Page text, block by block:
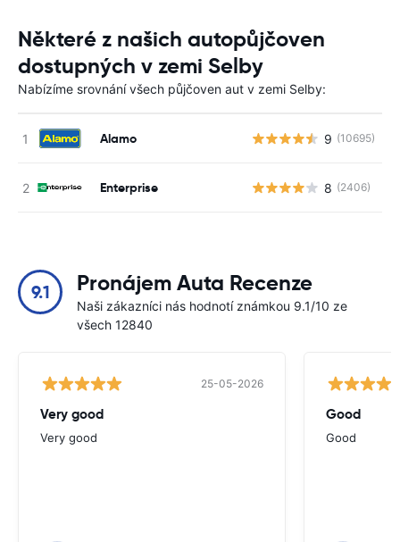
Některé z našich autopůjčoven
dostupných v zemi Selby
Nabízíme srovnání všech půjčoven aut v zemi Selby:
Alamo 9 (10695)
Enterprise 8 (2406)
9.1 Pronájem Auta Recenze
Naši zákazníci nás hodnotí známkou 9.1/10 ze
všech 12840
25-05-2026
Very good
Very good
Good
Good